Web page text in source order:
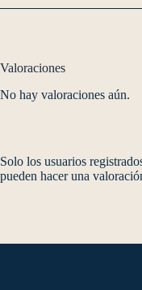
Valoraciones
No hay valoraciones aún.
Solo los usuarios
pueden hacer una